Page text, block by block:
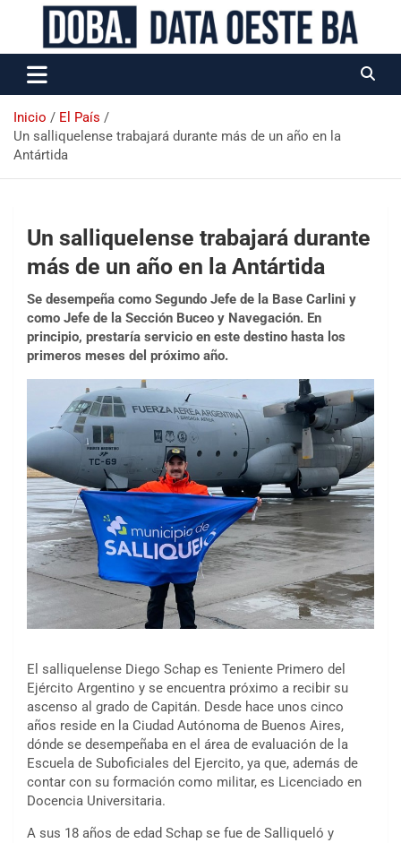
Data Oeste BA
Inicio
El País
Un salliquelense trabajará durante más de un año en la
Antártida
Un salliquelense trabajará durante
más de un año en la Antártida
Se desempeña como Segundo Jefe de la Base Carlini y
como Jefe de la Sección Buceo y Navegación. En
principio, prestaría servicio en este destino hasta los
primeros meses del próximo año.
El salliquelense Diego Schap es Teniente Primero del
Ejército Argentino y se encuentra próximo a recibir su
ascenso al grado de Capitán. Desde hace unos cinco
años reside en la Ciudad Autónoma de Buenos Aires,
dónde se desempeñaba en el área de evaluación de la
Escuela de Suboficiales del Ejercito, ya que, además de
contar con su formación como militar, es Licenciado en
Docencia Universitaria.
A sus 18 años de edad Schap se fue de Salliqueló y